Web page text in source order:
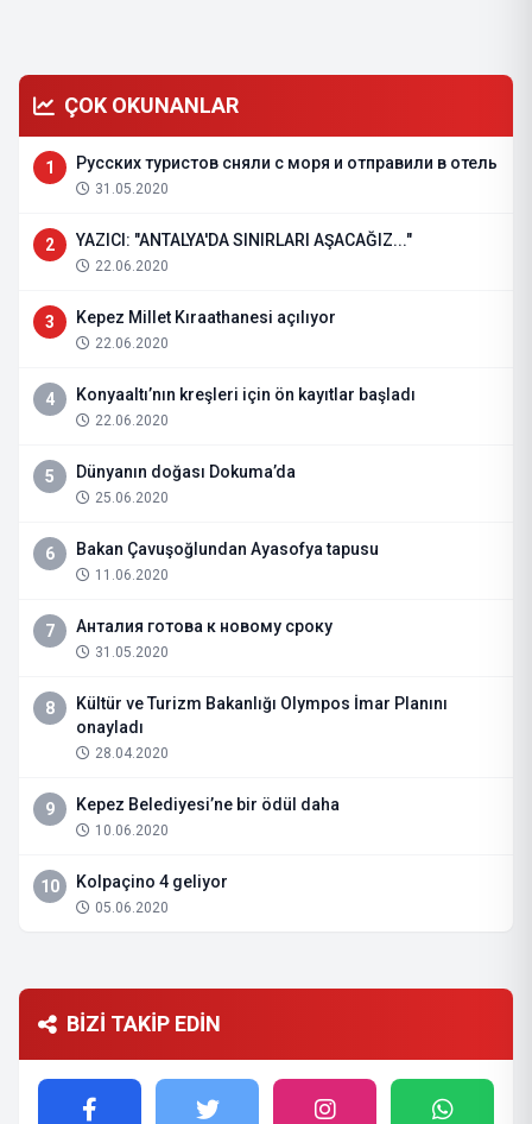
ÇOK OKUNANLAR
1 Русских туристов сняли с моря и отправили в отель
31.05.2020
2 YAZICI: "ANTALYA'DA SINIRLARI AŞACAĞIZ..."
22.06.2020
3 Kepez Millet Kıraathanesi açılıyor
22.06.2020
4 Konyaaltı’nın kreşleri için ön kayıtlar başladı
22.06.2020
5 Dünyanın doğası Dokuma’da
25.06.2020
6 Bakan Çavuşoğlundan Ayasofya tapusu
11.06.2020
7 Анталия готова к новому сроку
31.05.2020
8
Kültür ve Turizm Bakanlığı Olympos İmar Planını
onayladı
28.04.2020
9 Kepez Belediyesi’ne bir ödül daha
10.06.2020
10 Kolpaçino 4 geliyor
05.06.2020
BİZİ TAKİP EDİN